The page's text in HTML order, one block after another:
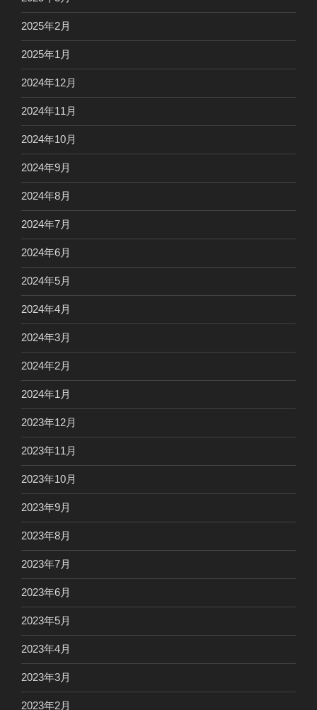
2025年2月
2025年1月
2024年12月
2024年11月
2024年10月
2024年9月
2024年8月
2024年7月
2024年6月
2024年5月
2024年4月
2024年3月
2024年2月
2024年1月
2023年12月
2023年11月
2023年10月
2023年9月
2023年8月
2023年7月
2023年6月
2023年5月
2023年4月
2023年3月
2023年2月